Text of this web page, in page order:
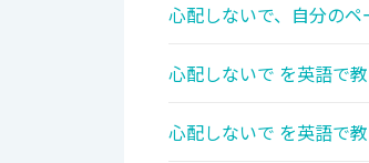
心配しないで、自分の
心配しないで を英語で
心配しないで を英語で